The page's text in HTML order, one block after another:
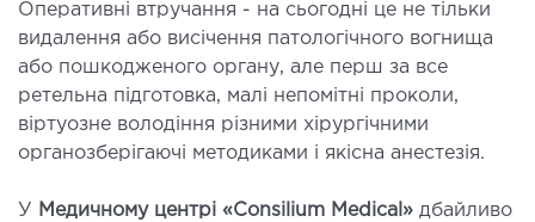
Оперативні втручання - на сьогодні це не тільки
видалення або висічення патологічного вогнища
або пошкодженого органу, але перш за все
ретельна підготовка, малі непомітні проколи,
віртуозне володіння різними хірургічними
органозберігаючі методиками і якісна анестезія.
У Медичному центрі «Consilium Medical» дбайливо